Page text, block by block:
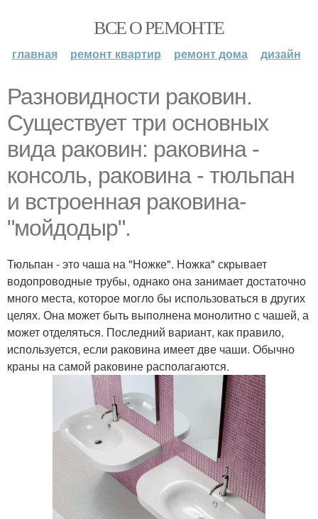
ВСЕ О РЕМОНТЕ
главная ремонт квартир ремонт дома дизайн
Разновидности раковин.
Существует три основных
вида раковин: раковина -
консоль, раковина - тюльпан
и встроенная раковина-
"мойдодыр".
Тюльпан - это чаша на "Ножке". Ножка" скрывает
водопроводные трубы, однако она занимает достаточно
много места, которое могло бы использоваться в других
целях. Она может быть выполнена монолитно с чашей, а
может отделяться. Последний вариант, как правило,
используется, если раковина имеет две чаши. Обычно
краны на самой раковине располагаются.